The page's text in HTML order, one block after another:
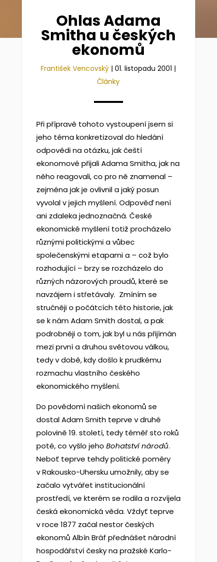
Ohlas Adama
Smitha u českých
ekonomů
František Vencovský |01. listopadu 2001 |
Články
Při přípravě tohoto vystoupení jsem si
jeho téma konkretizoval do hledání
odpovědi na otázku, jak čeští
ekonomové přijali Adama Smitha, jak na
něho reagovali, co pro ně znamenal –
zejména jak je ovlivnil a jaký posun
vyvolal v jejich myšlení. Odpověď není
ani zdaleka jednoznačná. České
ekonomické myšlení totiž procházelo
různými politickými a vůbec
společenskými etapami a – což bylo
rozhodující – brzy se rozcházelo do
různých názorových proudů, které se
navzájem i střetávaly. Zmíním se
stručněji o počátcích této historie, jak
se k nám Adam Smith dostal, a pak
podrobněji o tom, jak byl u nás přijímán
mezi první a druhou světovou válkou,
tedy v době, kdy došlo k prudkému
rozmachu vlastního českého
ekonomického myšlení.
Do povědomí našich ekonomů se
dostal Adam Smith teprve v druhé
polovině 19. století, tedy téměř sto roků
poté, co vyšlo jeho Bohatství národů.
Neboť teprve tehdy politické poměry
v Rakousko-Uhersku umožnily, aby se
začalo vytvářet institucionální
prostředí, ve kterém se rodila a rozvíjela
česká ekonomická věda. Vždyť teprve
v roce 1877 začal nestor českých
ekonomů Albín Bráf přednášet národní
hospodářství česky na pražské Karlo-